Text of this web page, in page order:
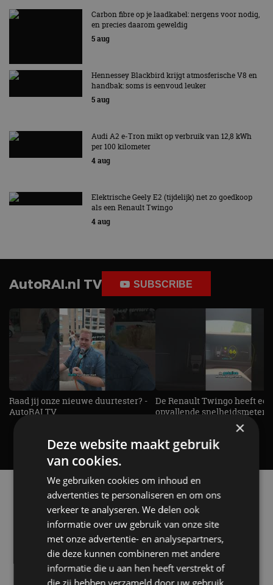
Carbon fibre op je laadkabel: nergens voor nodig,
en precies daarom geweldig
5 aug
Hennessey Blackbird krijgt atmosferische V8 en
handbak: soms is eenvoud leuker
5 aug
Audi A2 e-Tron mikt op verbruik van 12,8 kWh
per 100 kilometer
4 aug
Elektrische Geely E2 (tijdelijk) net zo goedkoop
als een Renault Twingo
4 aug
AutoRAI.nl TV SUBSCRIBE
Raad jij onze nieuwe duurtester? -
AutoRAI TV
De Renault Twingo heeft een
opvallende snelheidsmeter! -
Alle automerken
Selecteer een merk voor meer informatie, modellen
en alle nieuwsberichten
×
Deze website maakt gebruik
van cookies.
We gebruiken cookies om inhoud en
advertenties te personaliseren en om ons
verkeer te analyseren. We delen ook
informatie over uw gebruik van onze site
met onze advertentie- en analysepartners,
die deze kunnen combineren met andere
informatie die u aan hen heeft verstrekt of
die zij hebben verzameld door uw gebruik